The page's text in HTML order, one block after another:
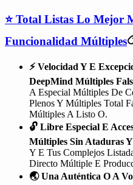
⭐ Total Listas Lo Mejor
Funcionalidad Múltiples
⚡️ Velocidad Y E
DeepMind Múltiples
A Especial Múltiples De
Plenos Y Múltiples Total
Múltiples A Listo O.
🔓 Libre Especial E
Múltiples Sin Ataduras
Y E Tus Complejos
Directo Múltiple E
🌏 Una Auténtica O A